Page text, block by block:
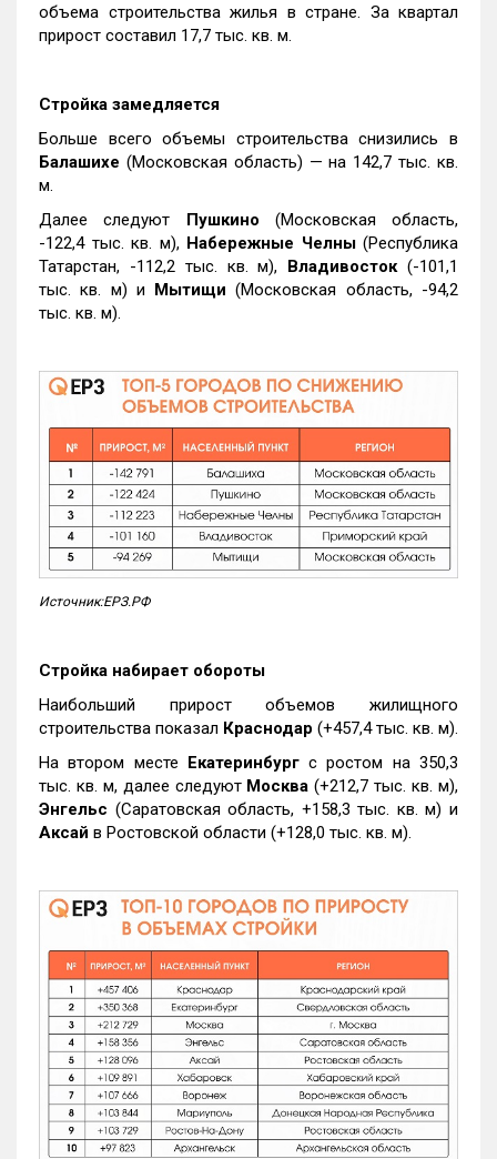
объема строительства жилья в стране. За квартал
прирост составил 17,7 тыс. кв. м.
Стройка замедляется
Больше всего объемы строительства снизились в
Балашихе (Московская область) — на 142,7 тыс. кв.
м.
Далее следуют Пушкино (Московская область,
-122,4 тыс. кв. м), Набережные Челны(Республика
Татарстан, -112,2 тыс. кв. м), Владивосток(-101,1
тыс. кв. м) и Мытищи (Московская область, -94,2
тыс. кв. м).
Источник:ЕРЗ.РФ
Стройка набирает обороты
Наибольший прирост объемов жилищного
строительства показал Краснодар (+457,4 тыс. кв. м).
На втором месте Екатеринбургс ростом на 350,3
тыс. кв. м, далее следуют Москва (+212,7 тыс. кв. м),
Энгельс (Саратовская область, +158,3 тыс. кв. м) и
Аксай в Ростовской области (+128,0 тыс. кв. м).